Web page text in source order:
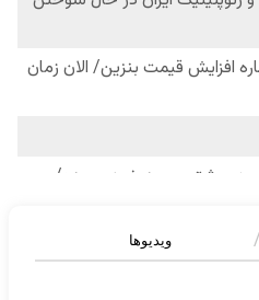
ویدیوها